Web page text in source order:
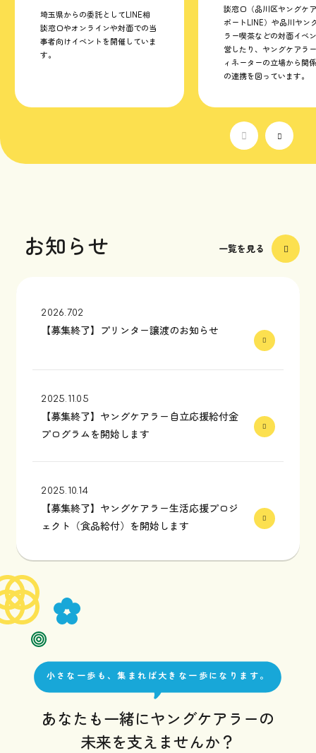
埼玉県からの委託としてLINE相
談窓口やオンラインや対面での当
事者向けイベントを開催していま
す。
談窓口（品川区ヤングケ
ポートLINE）や品川ヤン
ラー喫茶などの対面イベ
営したり、ヤングケアラ
ィネーターの立場から関
の連携を図っています。
お知らせ 一覧を見る
2026.7.02
【募集終了】プリンター譲渡のお知らせ
2025.11.05
【募集終了】ヤングケアラー自立応援給付金
プログラムを開始します
2025.10.14
【募集終了】ヤングケアラー生活応援プロジ
ェクト（食品給付）を開始します
小さな一歩も、集まれば大きな一歩になります。
あなたも一緒にヤングケアラーの
未来を支えませんか？